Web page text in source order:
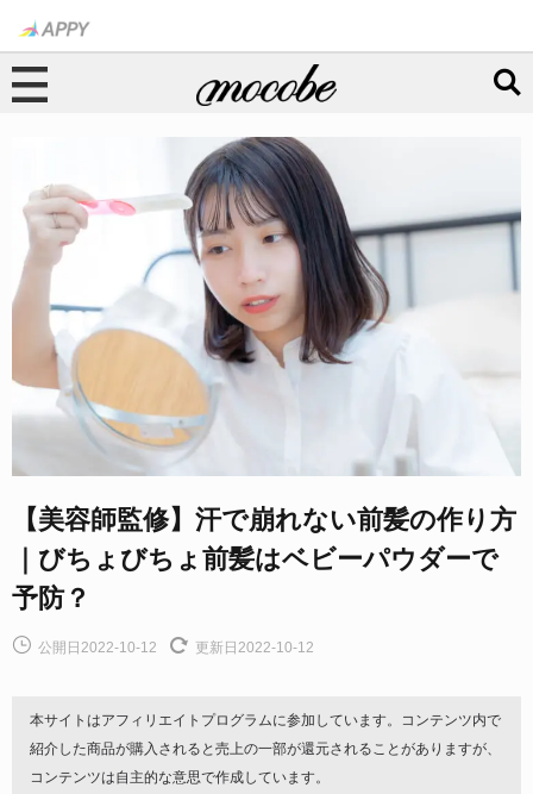
【美容師監修】汗で崩れない前髪の作り方
｜びちょびちょ前髪はベビーパウダーで
予防？
公開日2022-10-12 更新日2022-10-12
本サイトはアフィリエイトプログラムに参加しています。コンテンツ内で
紹介した商品が購入されると売上の一部が還元されることがありますが、
コンテンツは自主的な意思で作成しています。